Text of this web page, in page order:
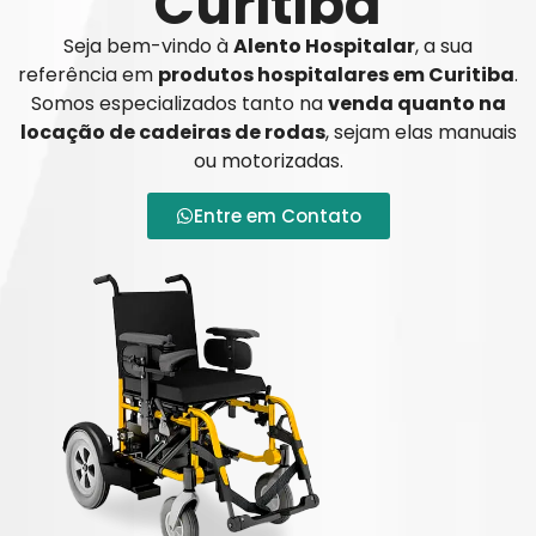
Seja bem-vindo àAlento Hospitalar, a sua
referência em produtos hospitalares em Curitiba.
Somos especializados tanto navenda quanto na
locação de cadeiras de rodas, sejam elas manuais
ou motorizadas.
Entre em Contato